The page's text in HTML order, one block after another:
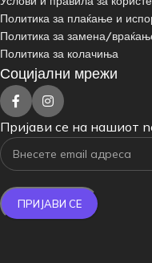
Политика за плаќање и
Политика за замена/
Политика за колачиња
Социјални мрежи
Пријави се на нашиот